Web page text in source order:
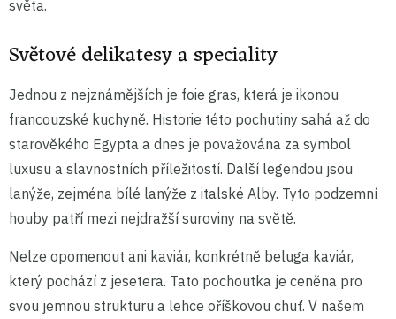
světa.
Světové delikatesy a speciality
Jednou z nejznámějších je foie gras, která je ikonou
francouzské kuchyně. Historie této pochutiny sahá až do
starověkého Egypta a dnes je považována za symbol
luxusu a slavnostních příležitostí. Další legendou jsou
lanýže, zejména bílé lanýže z italské Alby. Tyto podzemní
houby patří mezi nejdražší suroviny na světě.
Nelze opomenout ani kaviár, konkrétně beluga kaviár,
který pochází z jesetera. Tato pochoutka je ceněna pro
svou jemnou strukturu a lehce oříškovou chuť. V našem